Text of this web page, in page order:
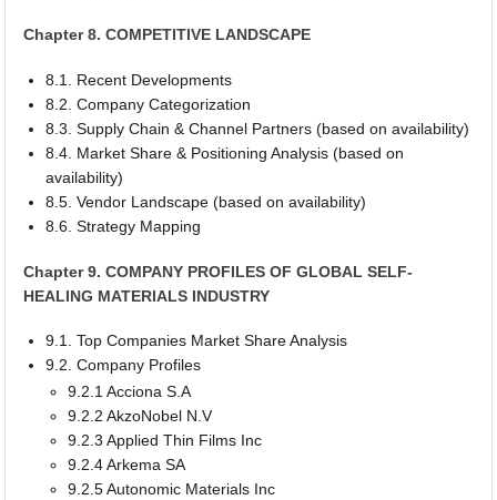
Chapter 8. COMPETITIVE LANDSCAPE
8.1. Recent Developments
8.2. Company Categorization
8.3. Supply Chain & Channel Partners (based on availability)
8.4. Market Share & Positioning Analysis (based on
availability)
8.5. Vendor Landscape (based on availability)
8.6. Strategy Mapping
Chapter 9. COMPANY PROFILES OF GLOBAL SELF-
HEALING MATERIALS INDUSTRY
9.1. Top Companies Market Share Analysis
9.2. Company Profiles
9.2.1 Acciona S.A
9.2.2 AkzoNobel N.V
9.2.3 Applied Thin Films Inc
9.2.4 Arkema SA
9.2.5 Autonomic Materials Inc